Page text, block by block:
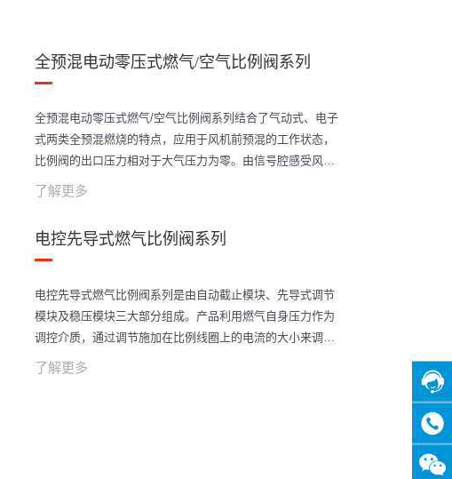
在线
客服
咨询
热线
全预混电动零压式燃气/空气比例阀系列
全预混电动零压式燃气/空气比例阀系列结合了气动式、电子
式两类全预混燃烧的特点，应用于风机前预混的工作状态，
比例阀的出口压力相对于大气压力为零。由信号腔感受风机
提供的空气压力信号，驱动伺服模块控制燃气气量的大小。
制。
了解更多
电控先导式燃气比例阀系列
电控先导式燃气比例阀系列是由自动截止模块、先导式调节
模块及稳压模块三大部分组成。产品利用燃气自身压力作为
调控介质，通过调节施加在比例线圈上的电流的大小来调整
介质的压力信号，进而驱动比例阀口球阀位移，调整燃气输
了解更多